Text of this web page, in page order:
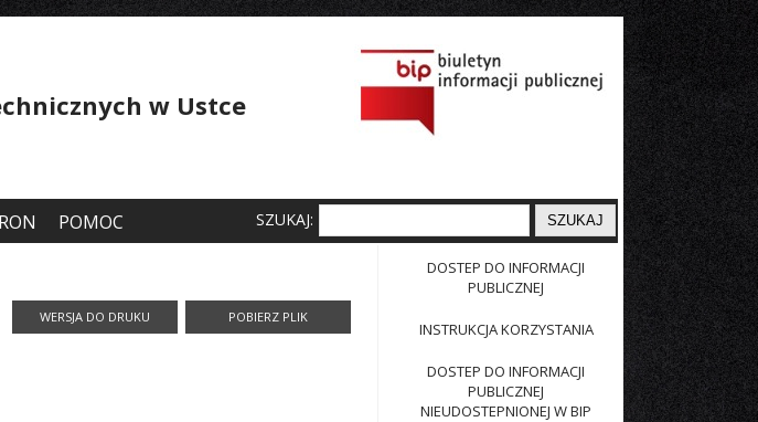
w Ustce
POMOC SZUKAJ:
DOSTEP DO INFORMACJI
PUBLICZNEJ
INSTRUKCJA KORZYSTANIA
DOSTEP DO INFORMACJI
PUBLICZNEJ
NIEUDOSTEPNIONEJ W BIP